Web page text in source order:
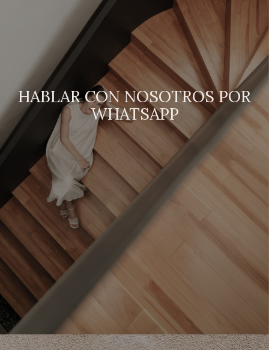
HABLAR CON NOSOTROS POR
WHATSAPP